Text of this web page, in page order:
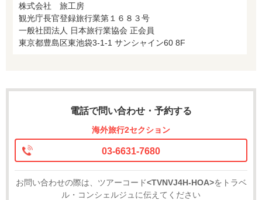
株式会社 旅工房
観光庁長官登録旅行業第１６８３号
一般社団法人 日本旅行業協会 正会員
東京都豊島区東池袋3-1-1 サンシャイン60 8F
電話で問い合わせ・予約する
海外旅行2セクション
03-6631-7680
お問い合わせの際は、ツアーコード<TVNVJ4H-HOA>をトラベ
ル・コンシェルジュに伝えてください